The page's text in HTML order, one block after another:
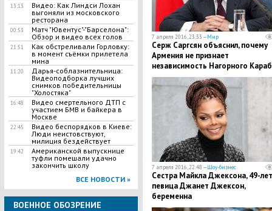
13:13
Видео: Как Линдси Лохан
выгоняли из московского
ресторана
00:53
Матч "Ювентус"-"Барселона":
Обзор и видео всех голов
21:51
Как обстреливали Горловку:
в момент съёмки прилетела
мина
11:20
Дарья-соблазнительница:
Видеоподборка лучших
снимков победительницы
"Холостяка"
16:48
Видео смертельного ДТП с
участием БМВ и байкера в
Москве
22:45
Видео беспорядков в Киеве:
Люди неистовствуют,
милиция бездействует
19:42
Американской выпускнице
туфли помешали удачно
закончить школу
ВСЕ НОВОСТИ »
ВОЕННОЕ ОБОЗРЕНИЕ
7 апреля 2016, 23:33 —Мир
Серж Саргсян объяснил, почему
Армения не признает
независимость Нагорного
7 апреля 2016, 22:48 —Шоу-бизнес
Сестра Майкла Джексона, 49-
певица Джанет Джексон,
беременна